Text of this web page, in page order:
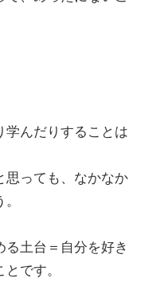
学んだりすることは
思っても、なかなか
土台＝自分を好き
です。